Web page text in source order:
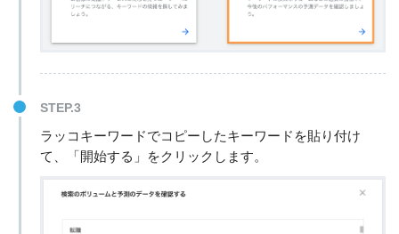
STEP.3
ラッコキーワードでコピーしたキーワードを貼り付け
て、「開始する」をクリックします。